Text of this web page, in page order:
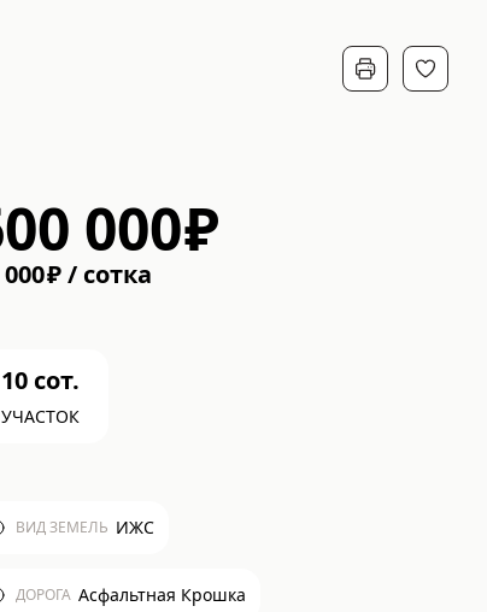
000₽
₽/ cотка
10 сот.
УЧАСТОК
ВИД ЗЕМЕЛЬ ИЖС
ДОРОГА Асфальтная Крошка